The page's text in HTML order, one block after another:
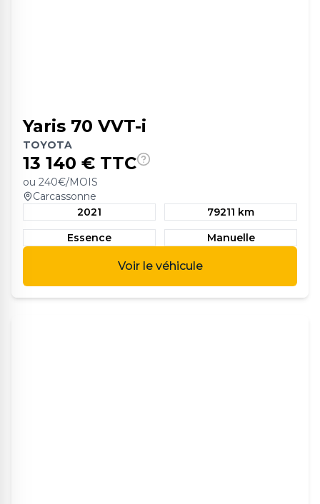
Yaris 70 VVT-i
TOYOTA
13 140 € TTC
ou 240€/MOIS
Carcassonne
2021
79211 km
Essence
Manuelle
Voir le véhicule